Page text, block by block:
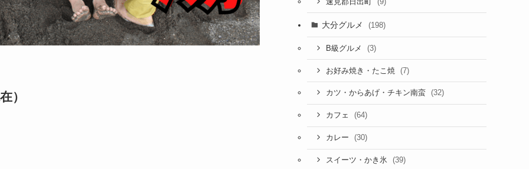
）
速見郡日出町
大分グルメ (198)
B級グルメ (3)
お好み焼き・たこ焼 (7)
カツ・からあげ・チキン南蛮 (32)
カフェ (64)
カレー (30)
スイーツ・かき氷 (39)